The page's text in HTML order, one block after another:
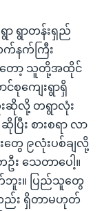
ာ ရွာတန်းရှည်
က်နက်ကြီး
တော့ သူတို့အထိုင်
စုကျေးရွာရှိ
ဆိုလို့ တရွာလုံး
ြီး စားစရာ လာ
ေ ၉လုံးပစ်ချလို့
း သေတာပေါ့။
း။ ပြည်သူတွေ
ည်း ရှိတာမဟုတ်